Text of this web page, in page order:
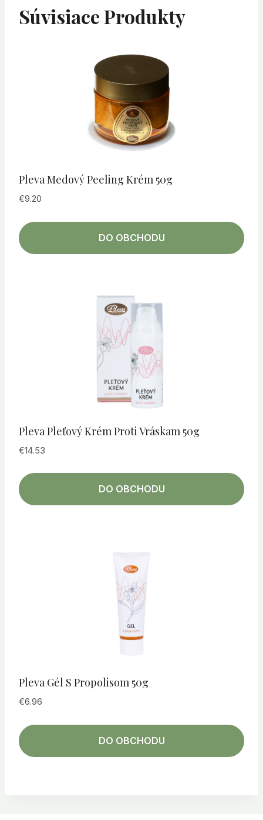
Súvisiace Produkty
Pleva Medový Peeling Krém 50g
€9.20
DO OBCHODU
Pleva Pleťový Krém Proti Vráskam 50g
€14.53
DO OBCHODU
Pleva Gél S Propolisom 50g
€6.96
DO OBCHODU